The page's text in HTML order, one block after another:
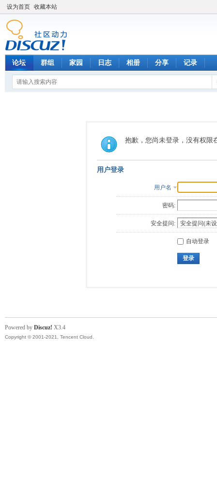
设为首页 收藏本站
论坛 群组 家园 日志 相册 分享 记录
抱歉，您尚未登录，没有权限
用户登录
用户名
密码:
安全提问:
自动登录
登录
Powered by Discuz! X3.4
Copyright © 2001-2021, Tencent Cloud.